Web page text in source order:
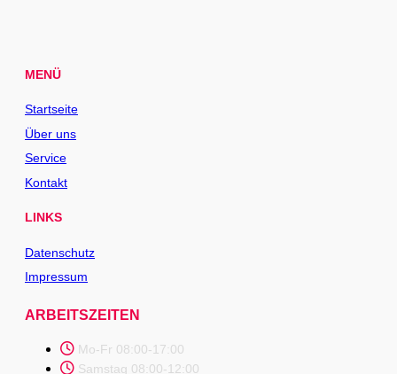
MENÜ
Startseite
Über uns
Service
Kontakt
LINKS
Datenschutz
Impressum
ARBEITSZEITEN
Mo-Fr 08:00-17:00
Samstag 08:00-12:00